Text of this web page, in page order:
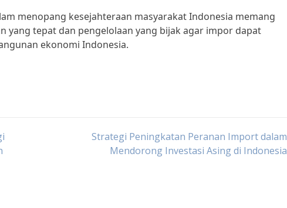
menopang kesejahteraan masyarakat Indonesia memang
yang tepat dan pengelolaan yang bijak agar impor dapat
ekonomi Indonesia.
Strategi Peningkatan Peranan Import dalam
Mendorong Investasi Asing di Indonesia